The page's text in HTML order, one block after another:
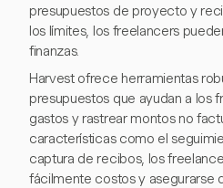
presupuestos de proyecto y
los límites, los freelancers
finanzas.
Harvest ofrece herramientas
presupuestos que ayudan a los
gastos y rastrear montos no
características como el
captura de recibos, los
fácilmente costos y asegurarse